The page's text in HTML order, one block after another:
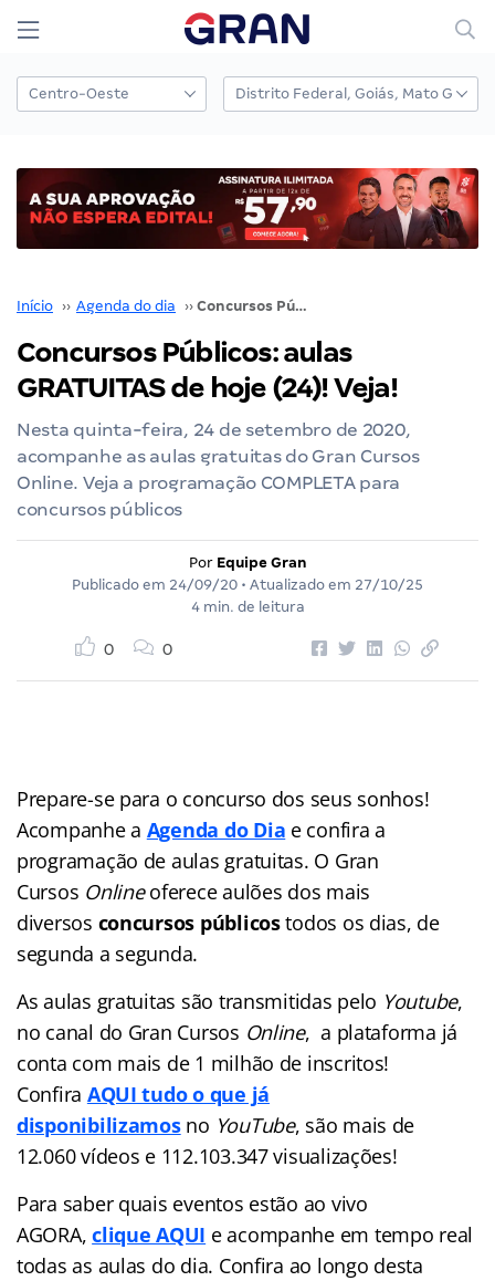
Início ›› Agenda do dia ›› Concursos Públicos: aulas GRATUITAS de hoje (24)! Veja!
Concursos Públicos: aulas
GRATUITAS de hoje (24)! Veja!
Nesta quinta-feira, 24 de setembro de 2020,
acompanhe as aulas gratuitas do Gran Cursos
Online. Veja a programação COMPLETA para
concursos públicos
Por Equipe Gran
Publicado em 24/09/20 • Atualizado em 27/10/25
4 min. de leitura
0 0
Prepare-se para o concurso dos seus sonhos!
Acompanhe a Agenda do Dia e confira a
programação de aulas gratuitas. O Gran
Cursos Onlineoferece aulões dos mais
diversos concursos públicostodos os dias, de
segunda a segunda.
As aulas gratuitas são transmitidas pelo Youtube,
no canal do Gran Cursos Online, a plataforma já
conta com mais de 1 milhão de inscritos!
Confira AQUI tudo o que já
disponibilizamosno YouTube, são mais de
12.060 vídeos e 112.103.347 visualizações!
Para saber quais eventos estão ao vivo
AGORA,clique AQUI e acompanhe em tempo real
todas as aulas do dia. Confira ao longo desta